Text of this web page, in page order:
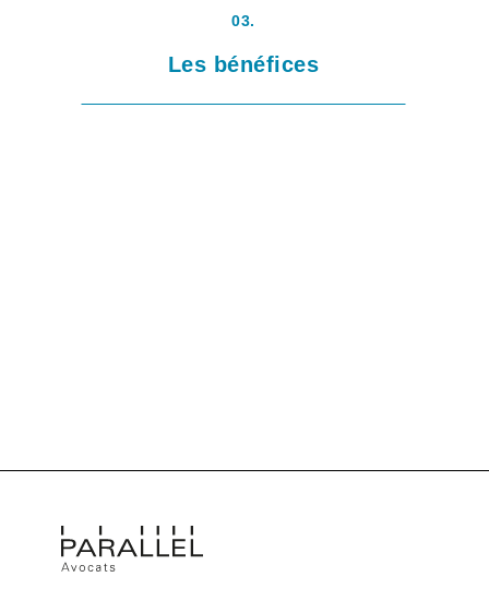
03.
Les bénéfices